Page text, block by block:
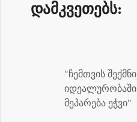
დამკვეთებს:
"ჩემთვის
მეპარება ეჭვი"